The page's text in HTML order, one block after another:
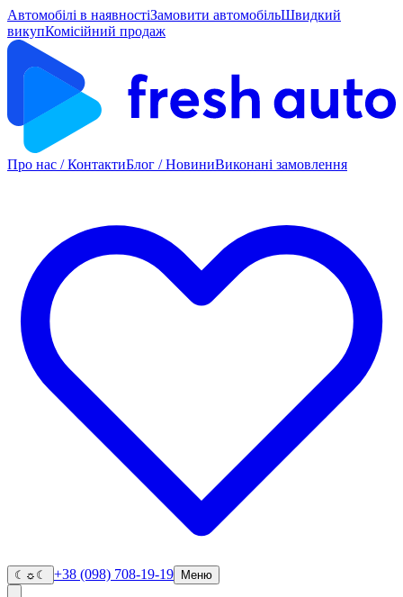
Автомобілі в наявностіЗамовити автомобільШвидкий
викупКомісійний продаж
Про нас / КонтактиБлог / НовиниВиконані замовлення
☾ ☼ ☾ +38 (098) 708-19-19 Меню